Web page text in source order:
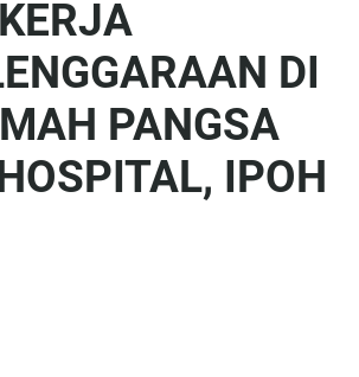
DI
PANGSA
IPOH